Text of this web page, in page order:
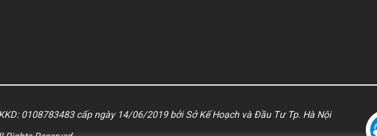
0108783483 cấp ngày 14/06/2019 bởi Sở Kế Hoạch và Đầu Tư Tp. Hà Nội